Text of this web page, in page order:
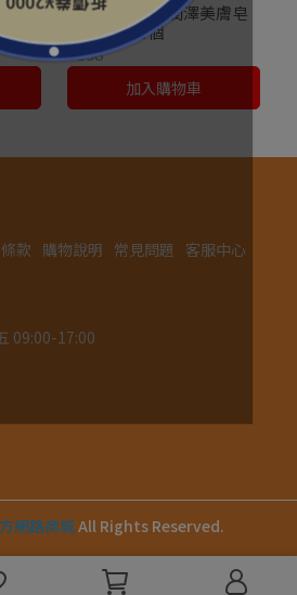
暗
PELICAN馬油潤澤美膚皂
８０ｇＸ２個
¥398
加入購物車
款 購物說明 常見問題 客服中心
09:00-17:00
網路商城All Rights Reserved.